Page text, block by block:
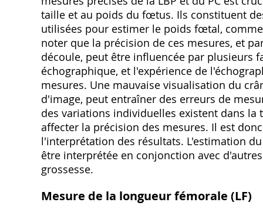
taille et au poids du fœtus. Ils constituent
utilisées pour estimer le poids fœtal,
noter que la précision de ces mesures, et
découle, peut être influencée par plusieurs
échographique, et l'expérience de
mesures. Une mauvaise visualisation du
d'image, peut entraîner des erreurs de
des variations individuelles existent dans
affecter la précision des mesures. Il est
l'interprétation des résultats. L'estimation
être interprétée en conjonction avec
grossesse.
Mesure de la longueur fémorale (LF)